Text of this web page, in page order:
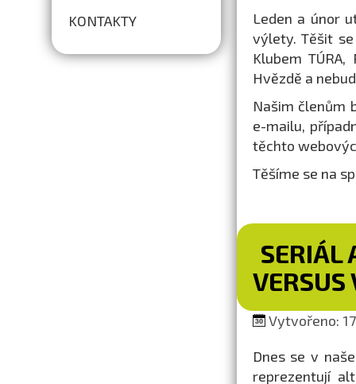
KONTAKTY
Leden a únor
výlety. Těšit se
Klubem
Hvězdě a
Našim členům
e-mailu,
těchto
Těšíme se na
SERIÁL
VERSUS
Vytvořeno:
Dnes se v
reprezentují